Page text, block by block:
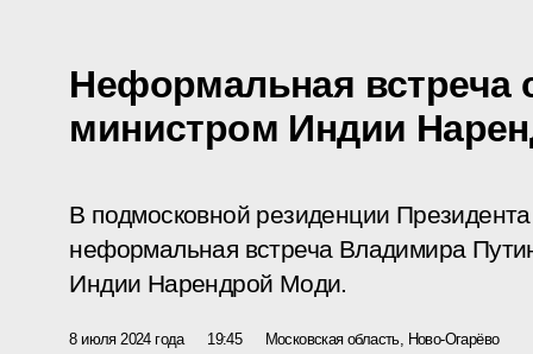
Неформальная встреча
министром Индии
В подмосковной резиденции
неформальная встреча Владимира
Индии Нарендрой Моди.
8 июля 2024 года 19:45 Московская область, Ново-Огарёво